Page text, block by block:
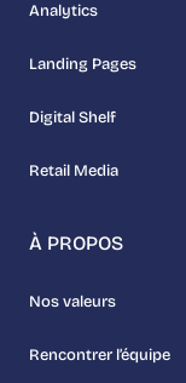
Analytics
Landing Pages
Digital Shelf
Retail Media
À PROPOS
Nos valeurs
Rencontrer l’équipe